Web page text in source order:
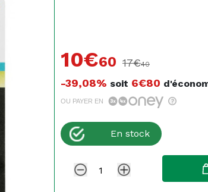
10€60 17€40
-39,08% soit 6€80
OU PAYER EN
En stock